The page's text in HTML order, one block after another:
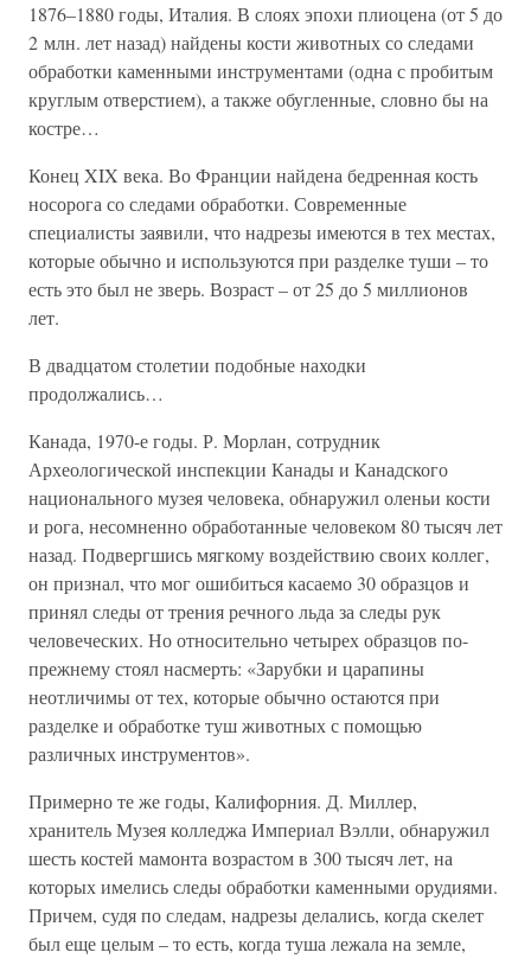
1876–1880 годы, Италия. В слоях эпохи плиоцена (от 5 до
2 млн. лет назад) найдены кости животных со следами
обработки каменными инструментами (одна с пробитым
круглым отверстием), а также обугленные, словно бы на
костре…
Конец XIX века. Во Франции найдена бедренная кость
носорога со следами обработки. Современные
специалисты заявили, что надрезы имеются в тех местах,
которые обычно и используются при разделке туши – то
есть это был не зверь. Возраст – от 25 до 5 миллионов
лет.
В двадцатом столетии подобные находки
продолжались…
Канада, 1970-е годы. Р. Морлан, сотрудник
Археологической инспекции Канады и Канадского
национального музея человека, обнаружил оленьи кости
и рога, несомненно обработанные человеком 80 тысяч лет
назад. Подвергшись мягкому воздействию своих коллег,
он признал, что мог ошибиться касаемо 30 образцов и
принял следы от трения речного льда за следы рук
человеческих. Но относительно четырех образцов по-
прежнему стоял насмерть: «Зарубки и царапины
неотличимы от тех, которые обычно остаются при
разделке и обработке туш животных с помощью
различных инструментов».
Примерно те же годы, Калифорния. Д. Миллер,
хранитель Музея колледжа Империал Вэлли, обнаружил
шесть костей мамонта возрастом в 300 тысяч лет, на
которых имелись следы обработки каменными орудиями.
Причем, судя по следам, надрезы делались, когда скелет
был еще целым – то есть, когда туша лежала на земле,